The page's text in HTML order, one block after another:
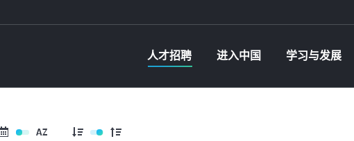
人才招聘 进入中国 学习与发展